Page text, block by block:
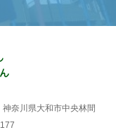
川県大和市中央林間